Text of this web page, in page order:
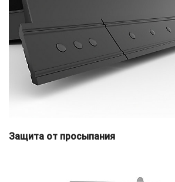
Защита от просыпания